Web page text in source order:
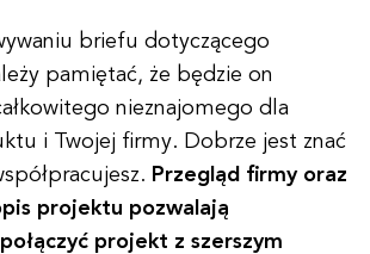
briefu dotyczącego
pamiętać, że będzie on
nieznajomego dla
i Twojej firmy. Dobrze jest znać
Przegląd firmy oraz
projektu pozwalają
projekt z szerszym